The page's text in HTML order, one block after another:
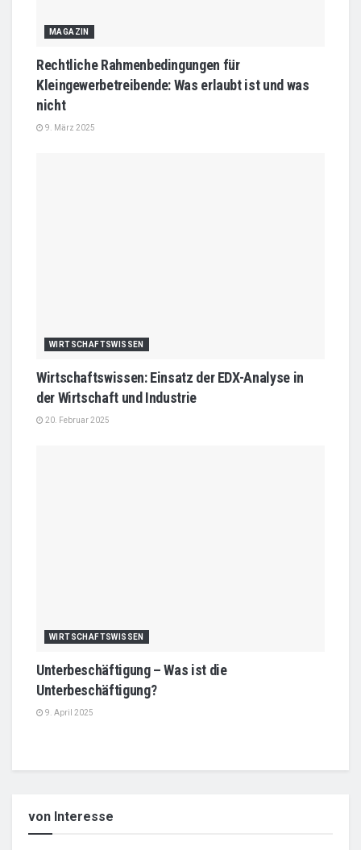
MAGAZIN
Rechtliche Rahmenbedingungen für
Kleingewerbetreibende: Was erlaubt ist und was
nicht
9. März 2025
WIRTSCHAFTSWISSEN
Wirtschaftswissen: Einsatz der EDX-Analyse in
der Wirtschaft und Industrie
20. Februar 2025
WIRTSCHAFTSWISSEN
Unterbeschäftigung – Was ist die
Unterbeschäftigung?
9. April 2025
von Interesse